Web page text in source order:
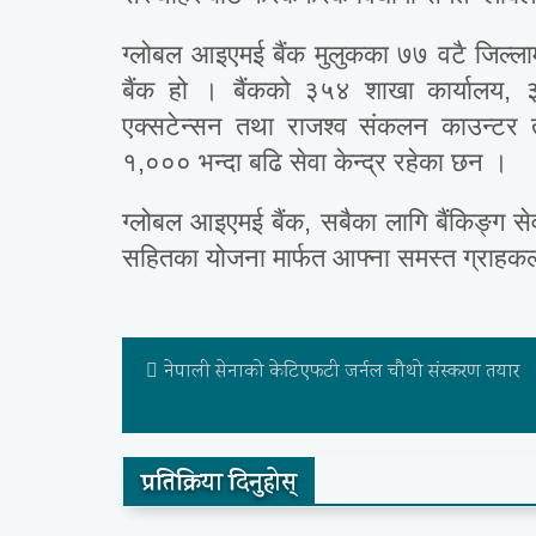
ग्लोबल आइएमई बैंक मुलुकका ७७ वटै
बैंक हो । बैंकको ३५४ शाखा कार्यालय,
एक्सटेन्सन तथा राजश्व संकलन काउन्टर
१,००० भन्दा बढि सेवा केन्द्र रहेका छन ।
ग्लोबल आइएमई बैंक, सबैका लागि बैंकिङ्ग
सहितका योजना मार्फत आफ्ना समस्त
नेपाली सेनाको केटिएफटी जर्नल चौथो संस्करण तयार
प्रतिक्रिया दिनुहोस्